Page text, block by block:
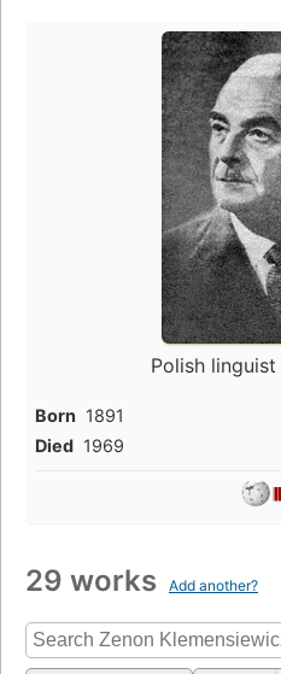
Polish linguist
Born 1891
Died 1969
29 works Add another?